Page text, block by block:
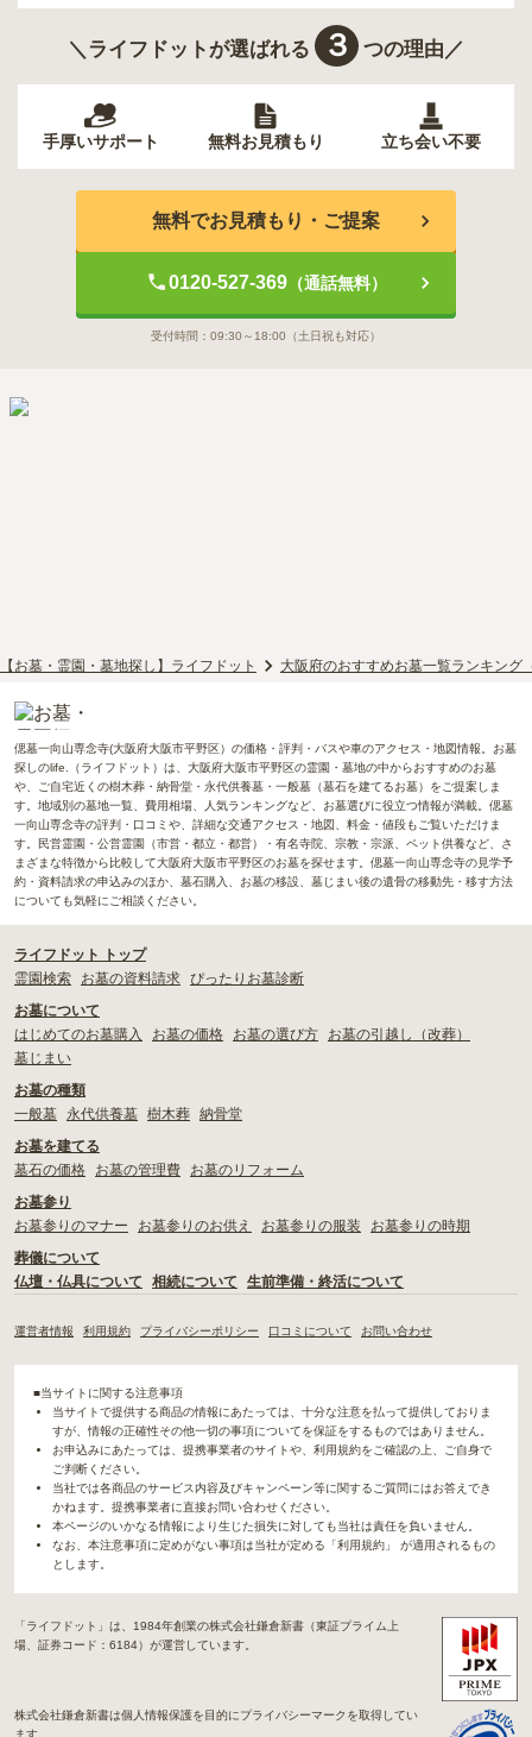
＼ライフドットが選ばれる ３ つの理由／
手厚いサポート 無料お見積もり 立ち会い不要
無料でお見積もり・ご提案
0120-527-369（通話無料）
受付時間： 09:30～18:00 （土日祝も対応）
【お墓・霊園・墓地探し】ライフドット 大阪府のおすすめお墓一覧ランキング
偲墓一向山専念寺(大阪府大阪市平野区）の価格・評判・バスや車のアクセス・地図情報。お墓
探しのlife.（ライフドット）は、大阪府大阪市平野区の霊園・墓地の中からおすすめのお墓
や、ご自宅近くの樹木葬・納骨堂・永代供養墓・一般墓（墓石を建てるお墓）をご提案しま
す。地域別の墓地一覧、費用相場、人気ランキングなど、お墓選びに役立つ情報が満載。偲墓
一向山専念寺の評判・口コミや、詳細な交通アクセス・地図、料金・値段もご覧いただけま
す。民営霊園・公営霊園（市営・都立・都営）・有名寺院、宗教・宗派、ペット供養など、さ
まざまな特徴から比較して大阪府大阪市平野区のお墓を探せます。偲墓一向山専念寺の見学予
約・資料請求の申込みのほか、墓石購入、お墓の移設、墓じまい後の遺骨の移動先・移す方法
についても気軽にご相談ください。
ライフドット トップ
霊園検索
お墓の資料請求 ぴったりお墓診断
お墓について
はじめてのお墓購入
お墓の価格 お墓の選び方
お墓の引越し（改葬）
墓じまい
お墓の種類
一般墓
永代供養墓 樹木葬 納骨堂
お墓を建てる
墓石の価格
お墓の管理費
お墓のリフォーム
お墓参り
お墓参りのマナー
お墓参りのお供え お墓参りの服装
お墓参りの時期
葬儀について
仏壇・仏具について
相続について 生前準備・終活について
運営者情報 利用規約 プライバシーポリシー 口コミについて お問い合わせ
■当サイトに関する注意事項
当サイトで提供する商品の情報にあたっては、十分な注意を払って提供しておりま
すが、情報の正確性その他一切の事項についてを保証をするものではありません。
お申込みにあたっては、提携事業者のサイトや、利用規約をご確認の上、ご自身で
ご判断ください。
当社では各商品のサービス内容及びキャンペーン等に関するご質問にはお答えでき
かねます。提携事業者に直接お問い合わせください。
本ページのいかなる情報により生じた損失に対しても当社は責任を負いません。
なお、本注意事項に定めがない事項は当社が定める「利用規約」 が適用されるもの
とします。
「ライフドット」は、1984年創業の株式会社鎌倉新書（東証プライム上
場、証券コード：6184）が運営しています。
株式会社鎌倉新書は個人情報保護を目的にプライバシーマークを取得してい
ます。